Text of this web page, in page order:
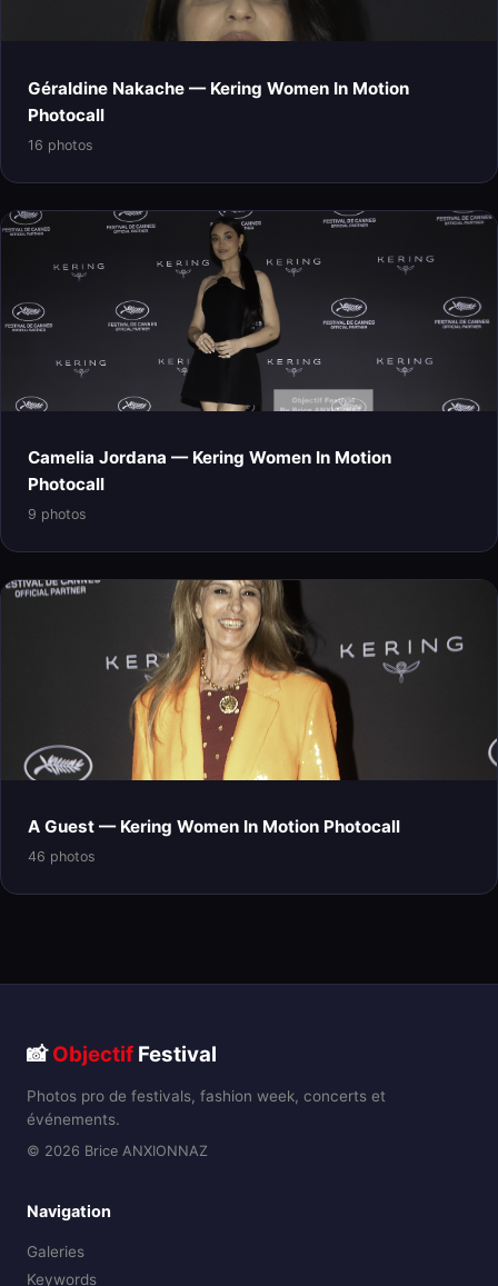
Géraldine Nakache — Kering Women In Motion
Photocall
16 photos
Camelia Jordana — Kering Women In Motion
Photocall
9 photos
A Guest — Kering Women In Motion Photocall
46 photos
📸Objectif Festival
Photos pro de festivals, fashion week, concerts et
événements.
© 2026 Brice ANXIONNAZ
Navigation
Galeries
Keywords